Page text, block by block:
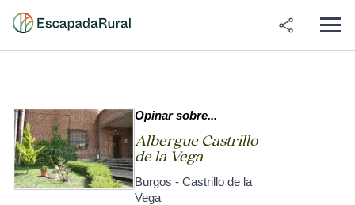
Opinar sobre...
Albergue Castrillo
de la Vega
Burgos - Castrillo de la
Vega